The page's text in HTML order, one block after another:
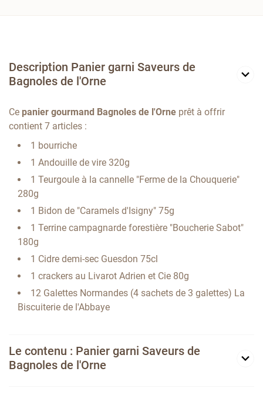
Description Panier garni Saveurs de
Bagnoles de l'Orne
Ce panier gourmand Bagnoles de l'Orne prêt à offrir
contient 7 articles :
1 bourriche
1 Andouille de vire 320g
1 Teurgoule à la cannelle "Ferme de la Chouquerie"
280g
1 Bidon de "Caramels d'Isigny" 75g
1 Terrine campagnarde forestière "Boucherie Sabot"
180g
1 Cidre demi-sec Guesdon 75cl
1 crackers au Livarot Adrien et Cie 80g
12 Galettes Normandes (4 sachets de 3 galettes) La
Biscuiterie de l'Abbaye
Le contenu : Panier garni Saveurs de
Bagnoles de l'Orne